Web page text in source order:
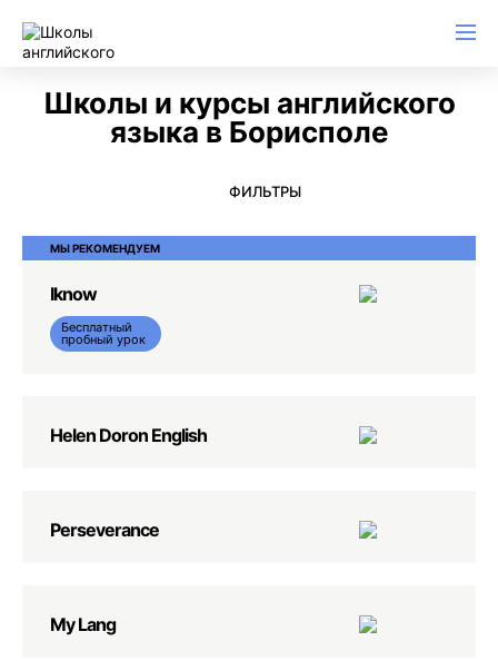
Школы и курсы английского
языка в Борисполе
ФИЛЬТРЫ
МЫ РЕКОМЕНДУЕМ
Iknow
Бесплатный
пробный урок
Helen Doron English
Perseverance
My Lang